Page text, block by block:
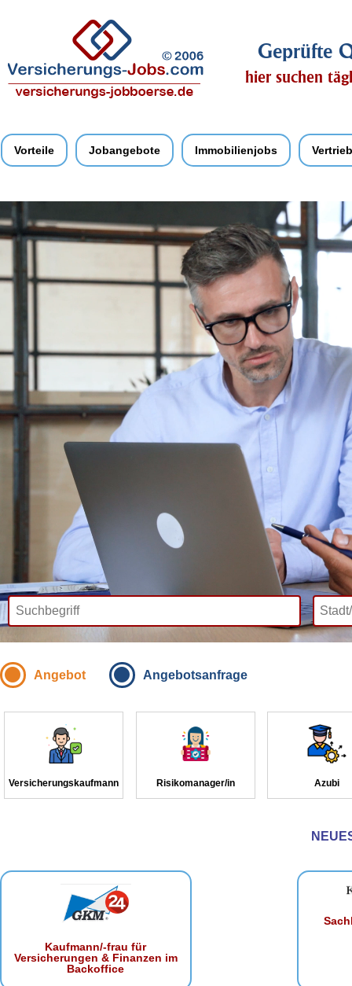
Geprüfte
hier suchen
Vorteile Jobangebote Immobilienjobs Vertrieb
Angebot Angebotsanfrage
Versicherungskaufmann Risikomanager/in Azubi
Kaufmann/-frau für
Versicherungen & Finanzen im
Backoffice